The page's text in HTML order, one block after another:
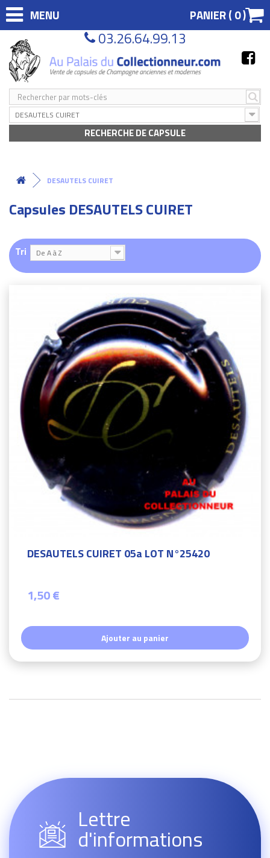
MENU PANIER (0)
03.26.64.99.13
DESAUTELS CUIRET
RECHERCHE DE CAPSULE
DESAUTELS CUIRET
Capsules DESAUTELS CUIRET
Tri De A à Z
DESAUTELS CUIRET 05a LOT N°25420
1,50 €
Ajouter au panier
Lettre
d'informations